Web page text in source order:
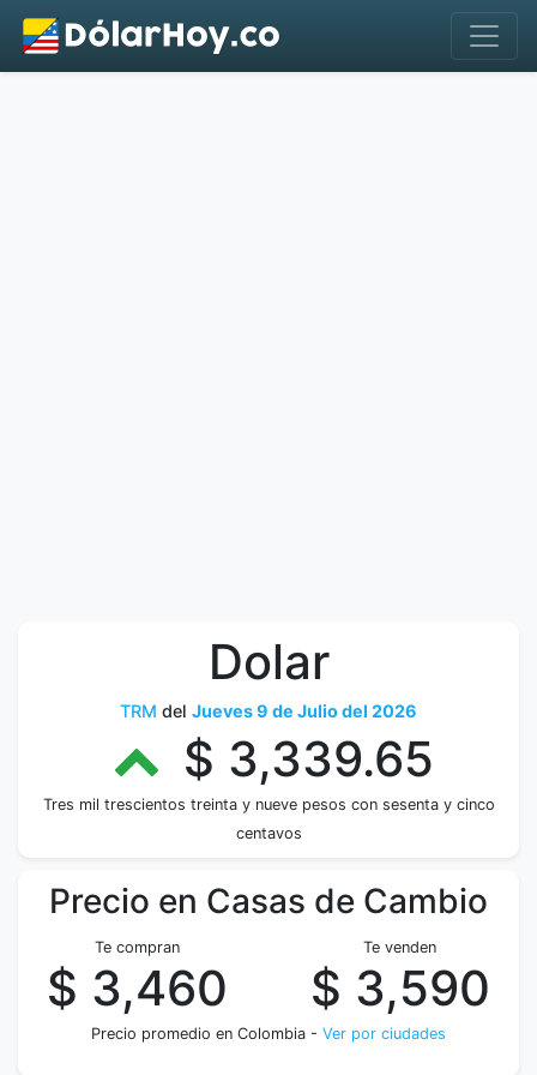
Dolar
TRM del Jueves 9 de Julio del 2026
$ 3,339.65
Tres mil trescientos treinta y nueve pesos con sesenta y cinco
centavos
Precio en Casas de Cambio
Te compran
$ 3,460
Te venden
$ 3,590
Precio promedio en Colombia - Ver por ciudades